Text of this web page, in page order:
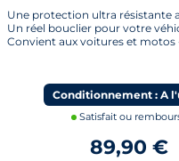
Une protection ultra résistante
Un réel bouclier pour votre
Convient aux voitures et motos
Conditionnement : A
Satisfait ou
89,90 €